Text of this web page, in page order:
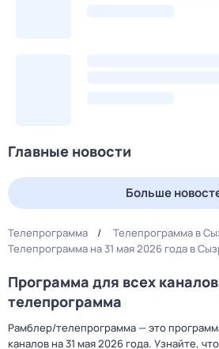
Главные новости
Больше
Телепрограмма
Телепрограмма в
Телепрограмма на 31 мая 2026 года в
Программа для всех
телепрограмма
Рамблер/телепрограмма — это
каналов на 31 мая 2026 года. Узнайте,